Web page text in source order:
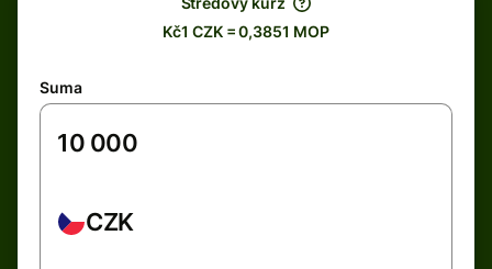
Kč1 CZK = 0,3851 MOP
Suma
CZK